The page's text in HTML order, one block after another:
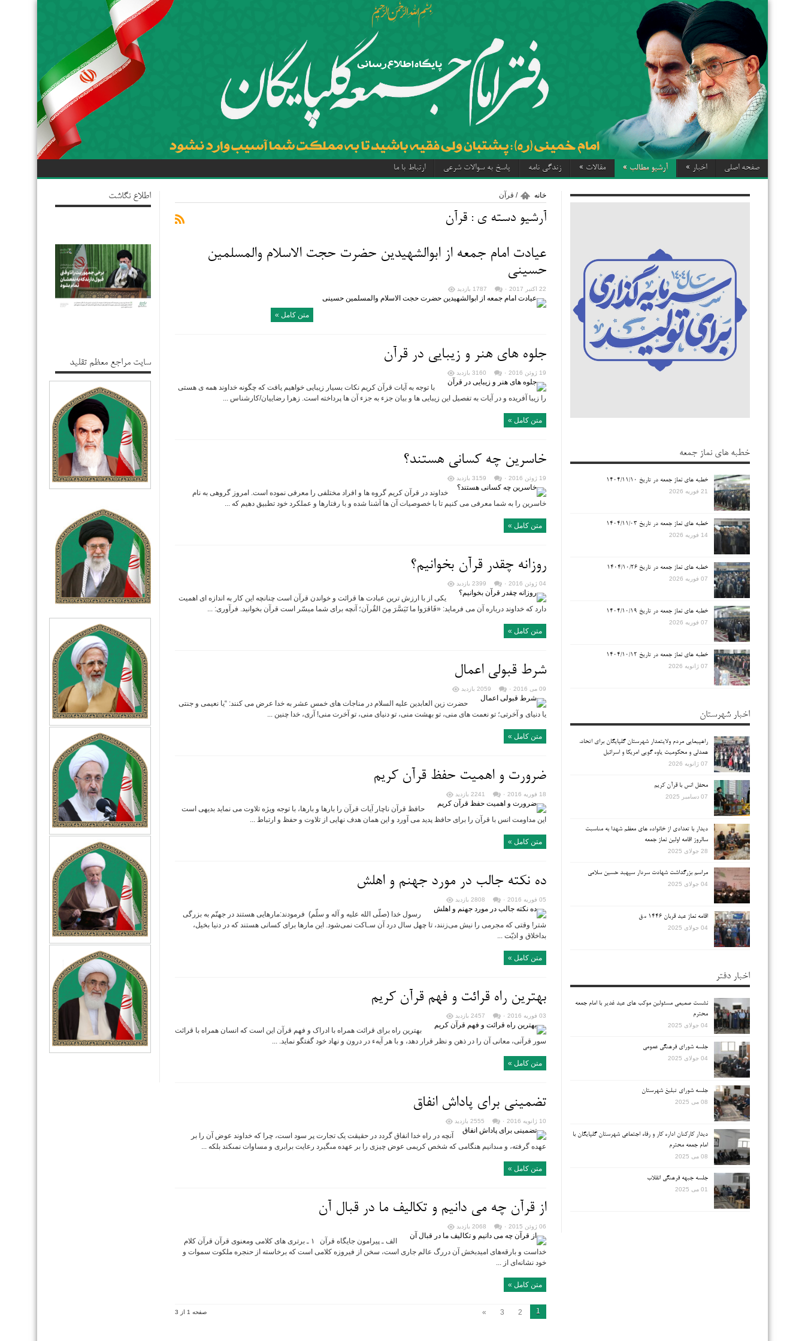
صفحه اصلی اخبار » آرشیو مطالب » مقالات » زندگی نامه پاسخ به سوالات شرعی ارتباط با ما
خانه / قرآن
آرشیو دسته ی : قرآن
عیادت امام جمعه از ابوالشهیدین حضرت حجت الاسلام والمسلمین
حسینی
22 اکتبر 2017 ۰ 1787 بازدید
متن کامل »
جلوه های هنر و زیبایی در قرآن
19 ژوئن 2016 ۰ 3160 بازدید
با توجه به آیات قرآن کریم نکات بسیار زیبایی خواهیم یافت که چگونه خداوند همه ی هستی
را زیبا آفریده و در آیات به تفصیل این زیبایی ها و بیان جزء به جزء آن ها پرداخته است. زهرا رضاییان/کارشناس ...
متن کامل »
خاسرین چه کسانی هستند؟
19 ژوئن 2016 ۰ 3159 بازدید
خداوند در قرآن کریم گروه ها و افراد مختلفی را معرفی نموده است. امروز گروهی به نام
خاسرین را به شما معرفی می کنیم تا با خصوصیات آن ها آشنا شده و با رفتارها و عملکرد خود تطبیق دهیم که ...
متن کامل »
روزانه چقدر قرآن بخوانیم؟
04 ژوئن 2016 ۰ 2399 بازدید
یکی از با ارزش ترین عبادت ها قرائت و خواندن قرآن است چنانچه این کار به اندازه ای اهمیت
دارد که خداوند درباره آن می فرماید: «فَاقرَوا ما تَیَسَّرَ مِنَ القُرآن؛ آنچه برای شما میسّر است قرآن بخوانید. فرآوری: ...
متن کامل »
شرط قبولی اعمال
09 می 2016 ۰ 2059 بازدید
حضرت زین العابدین علیه السلام در مناجات های خمس عشر به خدا عرض می کنند: “یا نعیمی و جنتی
یا دنیای و آخرتی؛ تو نعمت های منی، تو بهشت منی، تو دنیای منی، تو آخرت منی! آری، خدا چنین ...
متن کامل »
ضرورت و اهمیت حفظ قرآن کریم
18 فوریه 2016 ۰ 2241 بازدید
حافظ قرآن ناچار آیات قرآن را بارها و بارها، با توجه ویژه تلاوت می نماید بدیهی است
این مداومت انس با قرآن را برای حافظ پدید می آورد و این همان هدف نهایی از تلاوت و حفظ و ارتباط ...
متن کامل »
ده نکته جالب در مورد جهنم و اهلش
05 فوریه 2016 ۰ 2808 بازدید
رسول خدا (صلّی الله علیه و آله و سلّم) فرمودند:مارهایی هستند در جهنّم به بزرگی
شتر! وقتی که مجرمی را نیش می‌زنند، تا چهل سال درد آن سـاکت نمی‌شود. این مارها برای کسانی هستند که در دنیا بخیل،
بداخلاق و اذیّت ...
متن کامل »
بهترین راه قرائت و فهم قرآن کریم
03 فوریه 2016 ۰ 2457 بازدید
بهترین راه برای قرائت همراه با ادراک و فهم قرآن این است که انسان همراه با قرائت
سور قرآنی، معانی آن را در ذهن و نظر قرار دهد، و با هر آیهء در درون و نهاد خود گفتگو نماید. ...
متن کامل »
تضمینی برای پاداش انفاق
10 ژانویه 2016 ۰ 2555 بازدید
آنچه در راه خدا انفاق گردد در حقیقت یک تجارت پر سود است، چرا که خداوند عوض آن را بر
عهده گرفته، و مى‏دانیم هنگامى که شخص کریمى عوض چیزى را بر عهده مى‏گیرد رعایت برابرى و مساوات نمى‏کند بلکه ...
متن کامل »
از قرآن چه می دانیم و تکالیف ما در قبال آن
06 ژوئن 2015 ۰ 2068 بازدید
الف ـ پیرامون جایگاه قرآن ۱ ـ برتری های کلامی ومعنوی قرآن قرآن کلام
خداست و بارقه‌های امیدبخش آن دررگ عالم جاری است، سخن از فیروزه کلامی است که برخاسته از حنجره ملکوت سموات و
خود نشانه‌ای از ...
متن کامل »
صفحه 1 از 3 1
2
3
»
اطلاع نگاشت
سایت مراجع معظم تقلید
خطبه های نماز جمعه
خطبه های نماز جمعه در تاریخ ۱۴۰۴/۱۱/۱۰
21 فوریه 2026
خطبه های نماز جمعه در تاریخ ۱۴۰۴/۱۱/۰۳
14 فوریه 2026
خطبه های نماز جمعه در تاریخ ۱۴۰۴/۱۰/۲۶
07 فوریه 2026
خطبه های نماز جمعه در تاریخ ۱۴۰۴/۱۰/۱۹
07 فوریه 2026
خطبه های نماز جمعه در تاریخ ۱۴۰۴/۱۰/۱۲
07 ژانویه 2026
اخبار شهرستان
راهپیمایی مردم ولایتمدار شهرستان گلپایگان برای اتحاد،
همدلی و محکومیت یاوه گویی امریکا و اسرائیل
07 ژانویه 2026
محفل انس با قرآن کریم
07 دسامبر 2025
دیدار با تعدادی از خانواده های معظم شهدا به مناسبت
سالروز اقامه اولین نماز جمعه
28 جولای 2025
مراسم بزرگداشت شهادت سردار سپهبد حسین سلامی
04 جولای 2025
اقامه نماز عید قربان ۱۴۴۶ ه.ق
04 جولای 2025
اخبار دفتر
نشست صمیمی مسئولین موکب های عید غدیر با امام جمعه
محترم
04 جولای 2025
جلسه شورای فرهنگی عمومی
04 جولای 2025
جلسه شورای تبلیغ شهرستان
08 می 2025
دیدار کارکنان اداره کار و رفاه اجتماعی شهرستان گلپایگان با
امام جمعه محترم
08 می 2025
جلسه جبهه فرهنگی انقلاب
01 می 2025